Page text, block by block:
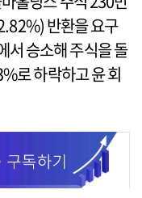
반환을 요구
서 승소해 주식을 돌
로 하락하고 윤 회